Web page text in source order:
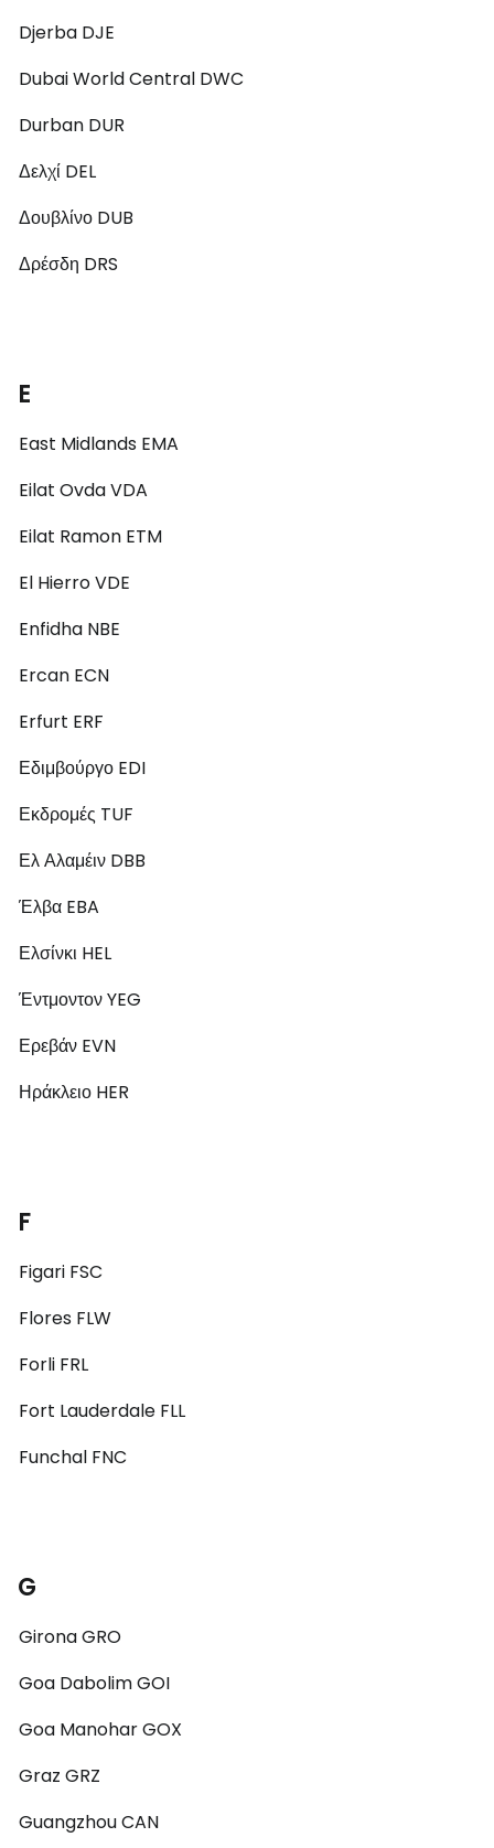
Djerba DJE
Dubai World Central DWC
Durban DUR
Δελχί DEL
Δουβλίνο DUB
Δρέσδη DRS
E
East Midlands EMA
Eilat Ovda VDA
Eilat Ramon ETM
El Hierro VDE
Enfidha NBE
Ercan ECN
Erfurt ERF
Εδιμβούργο EDI
Εκδρομές TUF
Ελ Αλαμέιν DBB
Έλβα EBA
Ελσίνκι HEL
Έντμοντον YEG
Ερεβάν EVN
Ηράκλειο HER
F
Figari FSC
Flores FLW
Forli FRL
Fort Lauderdale FLL
Funchal FNC
G
Girona GRO
Goa Dabolim GOI
Goa Manohar GOX
Graz GRZ
Guangzhou CAN